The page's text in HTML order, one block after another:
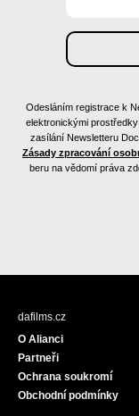
Odesláním registrace k
elektronickými
zasílání Newsletteru
Zásady zpracování
beru na vědomí práva
dafilms.cz
O Alianci
Partneři
Ochrana soukromí
Obchodní podmínky